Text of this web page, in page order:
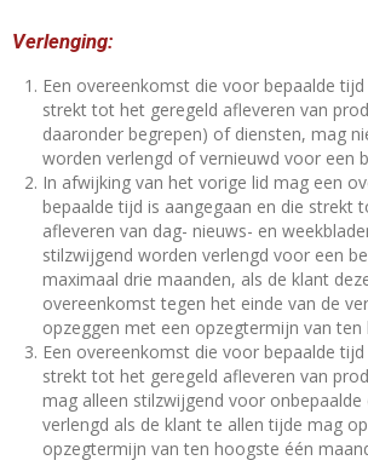
Verlenging:
Een overeenkomst die voor bepaalde
strekt tot het geregeld afleveren van
daaronder begrepen) of diensten, mag
worden verlengd of vernieuwd voor een
In afwijking van het vorige lid mag een
bepaalde tijd is aangegaan en die strekt
afleveren van dag- nieuws- en
stilzwijgend worden verlengd voor een
maximaal drie maanden, als de klant
overeenkomst tegen het einde van de
opzeggen met een opzegtermijn van
Een overeenkomst die voor bepaalde
strekt tot het geregeld afleveren van
mag alleen stilzwijgend voor onbepaalde
verlengd als de klant te allen tijde mag
opzegtermijn van ten hoogste één